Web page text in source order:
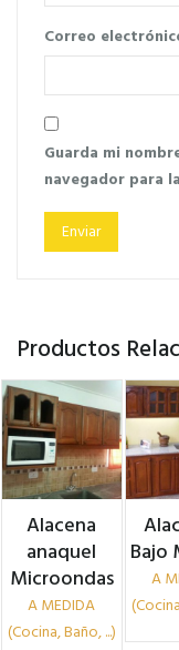
Correo
Guarda mi
navegador para
Productos
Alacena
anaquel
Microondas
A MEDIDA
(Cocina, Baño, ...)
Bajo
A